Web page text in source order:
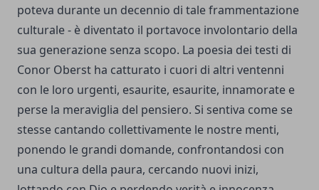
poteva durante un decennio di tale frammentazione
culturale - è diventato il portavoce involontario della
sua generazione senza scopo. La poesia dei testi di
Conor Oberst ha catturato i cuori di altri ventenni
con le loro urgenti, esaurite, esaurite, innamorate e
perse la meraviglia del pensiero. Si sentiva come se
stesse cantando collettivamente le nostre menti,
ponendo le grandi domande, confrontandosi con
una cultura della paura, cercando nuovi inizi,